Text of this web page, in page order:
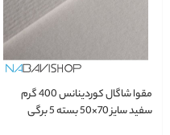
مقوا شاگال کوردینانس 400 گرم
سفید سایز 70×50 بسته 5 برگی